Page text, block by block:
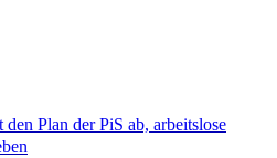
Plan der PiS ab, arbeitslose